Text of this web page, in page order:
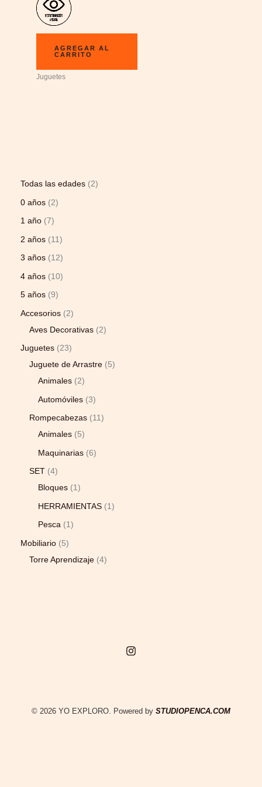
Todas las edades
2
0 años
2
1 año 7
2 años
11
3 años
12
4 años
10
5 años 9
Accesorios
2
Aves Decorativas
2
Juguetes
23
Juguete de Arrastre
5
Animales
2
Automóviles 3
Rompecabezas
11
Animales
5
Maquinarias 6
SET 4
Bloques
1
HERRAMIENTAS
1
Pesca
1
Mobiliario
5
Torre Aprendizaje 4
AGREGAR AL
CARRITO
Juguetes
© 2026 YO EXPLORO. Powered by STUDIOPENCA.COM